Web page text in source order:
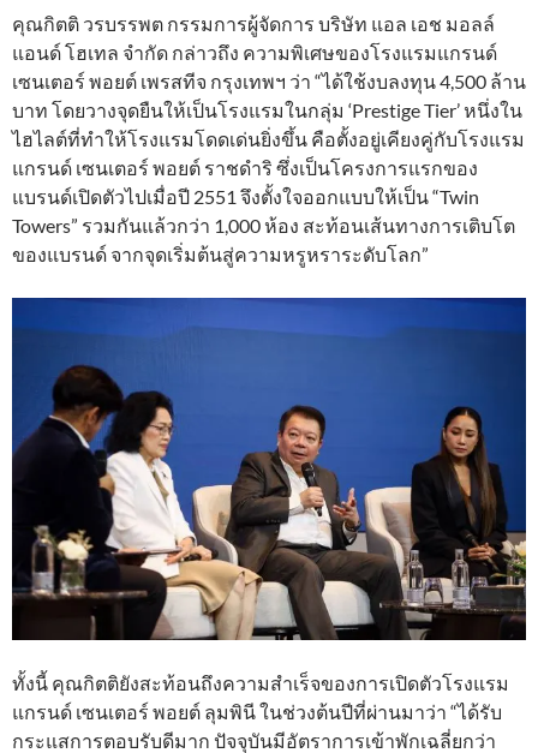
คุณกิตติ วรบรรพต กรรมการผู้จัดการ บริษัท แอล เอช มอลล์
แอนด์ โฮเทล จำกัด กล่าวถึง ความพิเศษของโรงแรมแกรนด์
เซนเตอร์ พอยต์ เพรสทีจ กรุงเทพฯ ว่า “ได้ใช้งบลงทุน 4,500 ล้าน
บาท โดยวางจุดยืนให้เป็นโรงแรมในกลุ่ม ‘Prestige Tier’ หนึ่งใน
ไฮไลต์ที่ทำให้โรงแรมโดดเด่นยิ่งขึ้น คือตั้งอยู่เคียงคู่กับโรงแรม
แกรนด์ เซนเตอร์ พอยต์ ราชดำริ ซึ่งเป็นโครงการแรกของ
แบรนด์เปิดตัวไปเมื่อปี 2551 จึงตั้งใจออกแบบให้เป็น “Twin
Towers” รวมกันแล้วกว่า 1,000 ห้อง สะท้อนเส้นทางการเติบโต
ของแบรนด์ จากจุดเริ่มต้นสู่ความหรูหราระดับโลก”
ทั้งนี้ คุณกิตติยังสะท้อนถึงความสำเร็จของการเปิดตัวโรงแรม
แกรนด์ เซนเตอร์ พอยต์ ลุมพินี ในช่วงต้นปีที่ผ่านมาว่า “ได้รับ
กระแสการตอบรับดีมาก ปัจจุบันมีอัตราการเข้าพักเฉลี่ยกว่า